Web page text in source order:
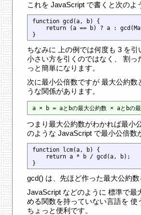
これを JavaScript で書くと次のよ
function gcd(a, b) {
return (a == b) ? a :
ちなみに 上の例では何度も 3 を
小さい方を引くのではなく、 割っ
っと簡単になります。
次に最小公倍数ですが 最大公約
うな関係があります。
つまり最大公約数がわかれば最小
のような JavaScript で最小公倍数
function lcm(a, b) {
    return a * b / gcd(a, b);
gcd() は、先ほど作った最大公約数
JavaScript などのように 標準で最
める関数を持っていない言語を 使
ちょっと便利です。